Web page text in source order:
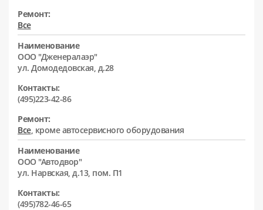
Ремонт:
Все
Наименование
ООО "Дженералаэр"
ул. Домодедовская, д.28
Контакты:
(495)223-42-86
Ремонт:
Все, кроме автосервисного оборудования
Наименование
ООО "Автодвор"
ул. Нарвская, д.13, пом. П1
Контакты:
(495)782-46-65